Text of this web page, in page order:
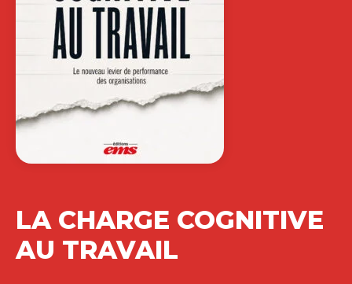
LA CHARGE COGNITIVE
AU TRAVAIL